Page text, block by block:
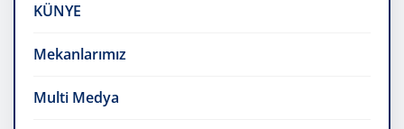
KÜNYE
Mekanlarımız
Multi Medya